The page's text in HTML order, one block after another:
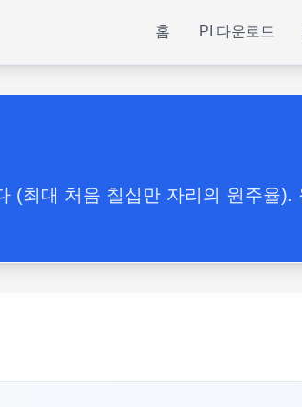
홈 PI 다운로드
(최대 처음 칠십만 자리의 원주율).